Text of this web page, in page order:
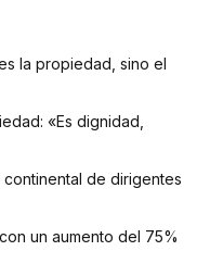
la propiedad, sino el
«Es dignidad,
continental de dirigentes
un aumento del 75%